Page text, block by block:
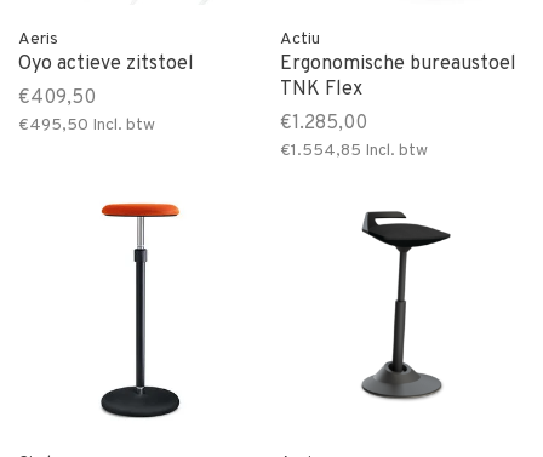
Aeris
Oyo actieve zitstoel
€409,50
€495,50 Incl. btw
Actiu
Ergonomische bureaustoel
TNK Flex
€1.285,00
€1.554,85 Incl. btw